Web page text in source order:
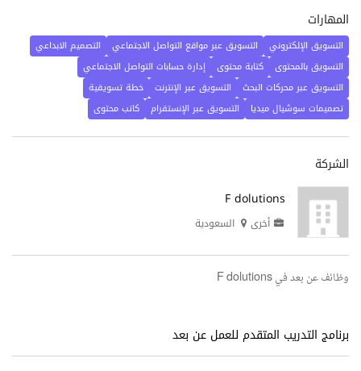
المهارات
التسويق الإلكتروني التسويق عبر مواقع التواصل الاجتماعي
التصميم الابداعي
التسويق بالمحتوى
كتابة محتوى
إدارة حسابات التواصل الاجتماعي
التسويق عبر محركات البحث
التسويق عبر الإنترنت
خطة تسويقية
تصميمات سوشيال ميديا
التسويق عبر الإنستقرام كاتب محتوى
الشركة
F dolutions
أخرى السعودية
وظائف عن بعد في F dolutions
برنامج التدريب المتقدم للعمل عن بعد